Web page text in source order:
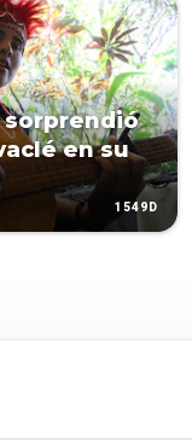
sorprendió
en su
1549D